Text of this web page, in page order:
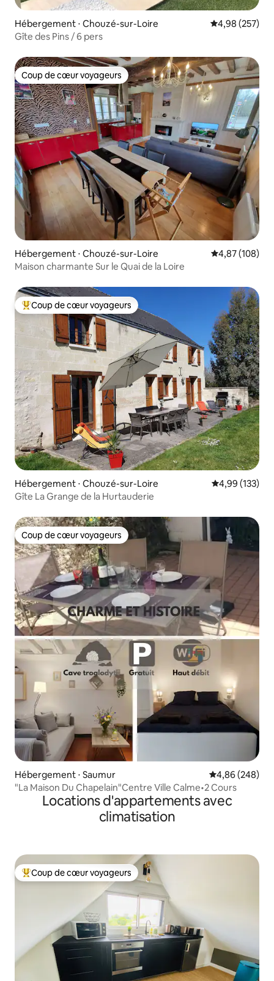
Hébergement ⋅ Chouzé-sur-Loire Évaluation
4,98 (257)
Gîte des Pins / 6 pers
Coup de cœur voyageurs
Coup de cœur voyageurs
Hébergement ⋅ Chouzé-sur-Loire Évaluation
4,87 (108)
Maison charmante Sur le Quai de la Loire
Coups de cœur voyageurs les plus appréciés
Coup de cœur voyageurs
Hébergement ⋅ Chouzé-sur-Loire Évaluation
4,99 (133)
Gîte La Grange de la Hurtauderie
Coup de cœur voyageurs
Coup de cœur voyageurs
Hébergement ⋅ Saumur Évaluation
4,86 (248)
"La Maison Du Chapelain"Centre Ville Calme•2 Cours
Locations d'appartements avec
climatisation
Coups de cœur voyageurs les plus appréciés
Coup de cœur voyageurs